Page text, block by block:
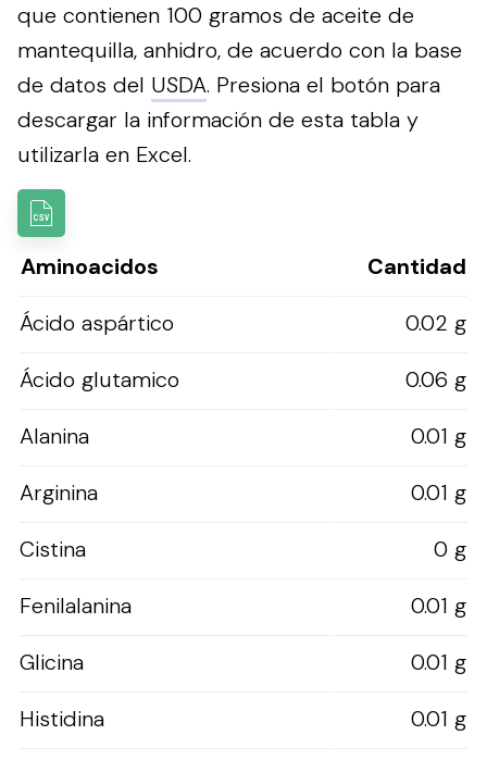
que contienen 100 gramos de aceite de
mantequilla, anhidro, de acuerdo con la base
de datos del USDA. Presiona el botón para
descargar la información de esta tabla y
utilizarla en Excel.
Aminoacidos
Cantidad
Ácido aspártico
0.02 g
Ácido glutamico
0.06 g
Alanina
0.01 g
Arginina
0.01 g
Cistina
0 g
Fenilalanina
0.01 g
Glicina
0.01 g
Histidina
0.01 g